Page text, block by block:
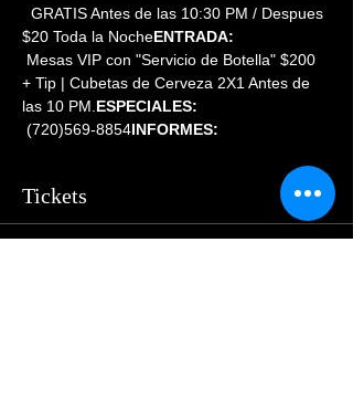
$20 Toda la NocheENTRADA:
+ Tip | Cubetas de Cerveza 2X1 Antes de
las 10 PM. ESPECIALES:
(720)569-8854INFORMES:
Tickets